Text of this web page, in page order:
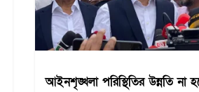
আইনশৃঙ্খলা পরিস্থিতির উন্নতি না